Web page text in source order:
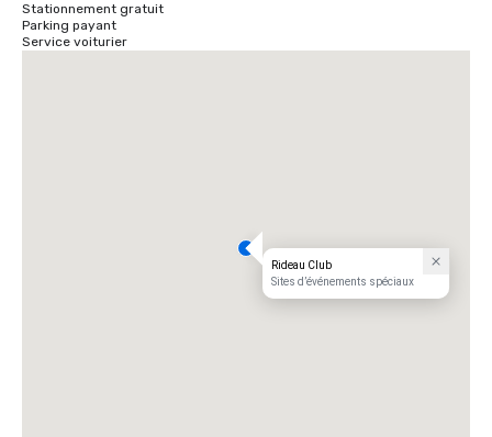
Stationnement gratuit
Parking payant
Service voiturier
Rideau Club
Sites d’événements spéciaux